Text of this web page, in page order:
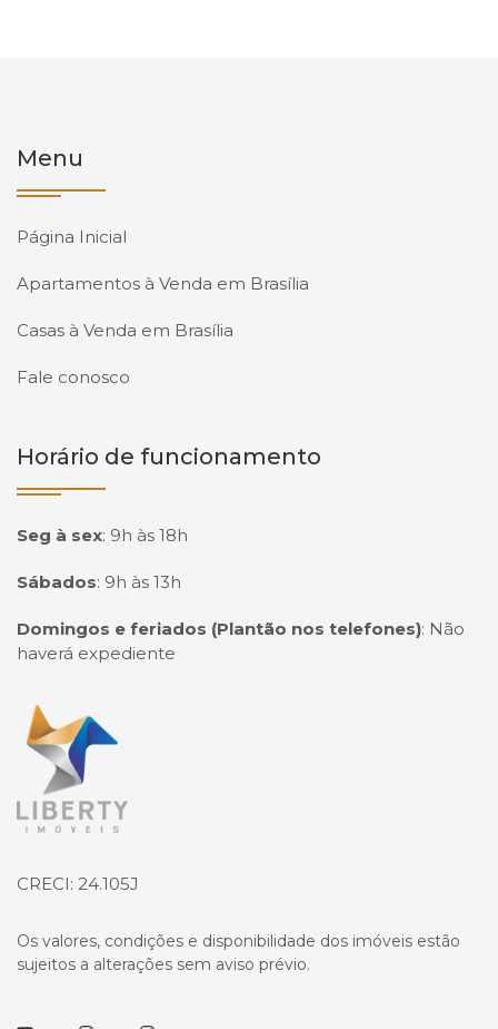
Menu
Página Inicial
Apartamentos à Venda em Brasília
Casas à Venda em Brasília
Fale conosco
Horário de funcionamento
Seg à sex: 9h às 18h
Sábados: 9h às 13h
Domingos e feriados (Plantão nos telefones): Não
haverá expediente
Página inicial
CRECI: 24.105J
Os valores, condições e disponibilidade dos imóveis estão
sujeitos a alterações sem aviso prévio.